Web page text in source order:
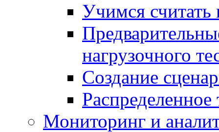
Учимся считать
нагрузочного
Создание
Распределенное
Мониторинг и